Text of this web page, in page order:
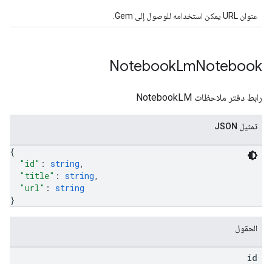
عنوان URL يمكن استخدامه للوصول إلى Gem.
NotebookLmNotebook
رابط دفتر ملاحظات NotebookLM
تمثيل JSON
{
"id" : string,
"title" : string,
"url" : string
}
الحقول
id